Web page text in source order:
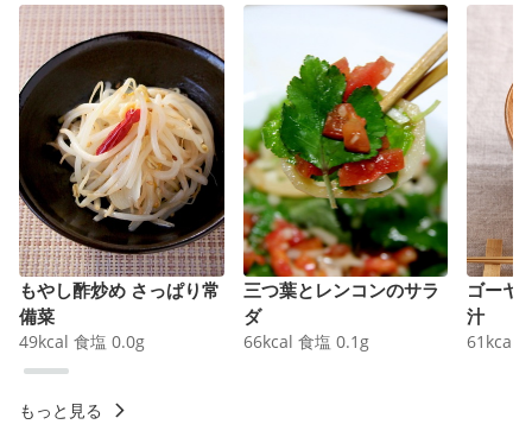
もやし酢炒め さっぱり常
備菜
49kcal 食塩 0.0g
三つ葉とレンコンのサラ
ダ
66kcal 食塩 0.1g
ゴーヤ
汁
61 kcal
もっと見る